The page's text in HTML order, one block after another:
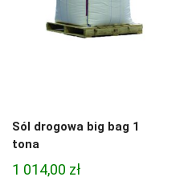
Sól drogowa big bag 1
tona
1 014,00 zł